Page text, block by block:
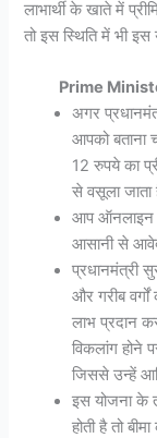
लाभार्थी के खाते में
तो इस स्थिति में भी इस
Prime
अगर
आपको बताना
12 रुपये का
से वसूला जाता
आप ऑनलाइन
आसानी से
प्रधानमंत्री
और गरीब
लाभ प्रदान
विकलांग होने
जिससे उन्हें
इस योजना के
होती है तो